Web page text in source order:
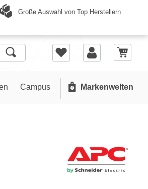
Große Auswahl von Top Herstellern
Campus Markenwelten